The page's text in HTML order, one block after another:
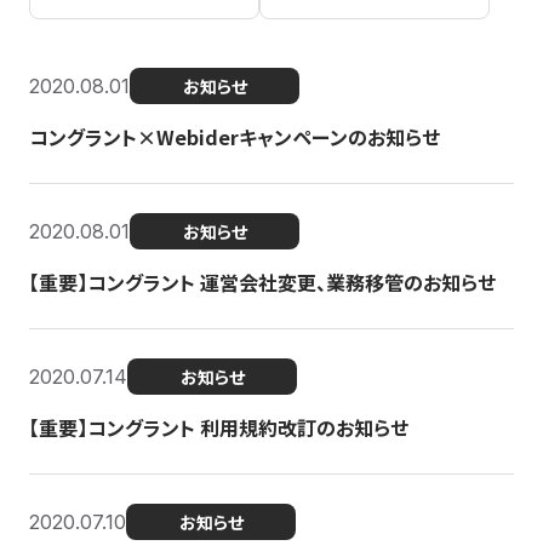
2020.08.01 お知らせ
コングラント×Webiderキャンペーンのお知らせ
2020.08.01 お知らせ
【重要】コングラント 運営会社変更、業務移管のお知らせ
2020.07.14 お知らせ
【重要】コングラント 利用規約改訂のお知らせ
2020.07.10 お知らせ